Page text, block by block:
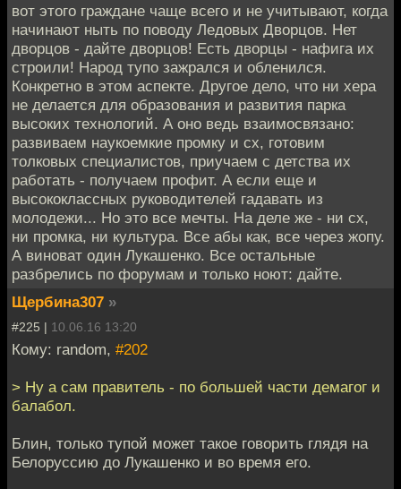
вот этого граждане чаще всего и не учитывают, когда
начинают ныть по поводу Ледовых Дворцов. Нет
дворцов - дайте дворцов! Есть дворцы - нафига их
строили! Народ тупо зажрался и обленился.
Конкретно в этом аспекте. Другое дело, что ни хера
не делается для образования и развития парка
высоких технологий. А оно ведь взаимосвязано:
развиваем наукоемкие промку и сх, готовим
толковых специалистов, приучаем с детства их
работать - получаем профит. А если еще и
высококлассных руководителей гадавать из
молодежи... Но это все мечты. На деле же - ни сх,
ни промка, ни культура. Все абы как, все через жопу.
А виноват один Лукашенко. Все остальные
разбрелись по форумам и только ноют: дайте.
Щербина307 »
#225 | 10.06.16 13:20
Кому: random, #202
> Ну а сам правитель - по большей части демагог и
балабол.
Блин, только тупой может такое говорить глядя на
Белоруссию до Лукашенко и во время его.